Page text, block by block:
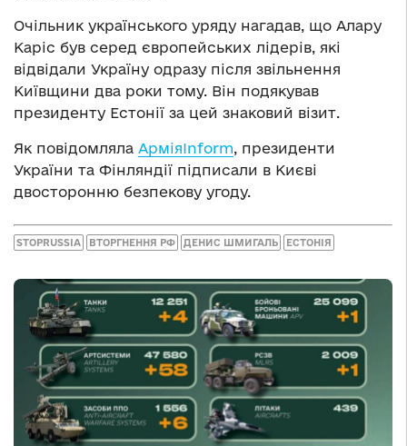
Очільник українського уряду нагадав, що Алару
Каріс був серед європейських лідерів, які
відвідали Україну одразу після звільнення
Київщини два роки тому. Він подякував
президенту Естонії за цей знаковий візит.
Як повідомляла АрміяInform, президенти
України та Фінляндії підписали в Києві
двосторонню безпекову угоду.
STOPRUSSIA ВТОРГНЕННЯ РФ ДЕНИС ШМИГАЛЬ ЕСТОНІЯ